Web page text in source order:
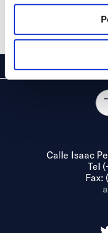
Calle Isaac
Tel
Fax: